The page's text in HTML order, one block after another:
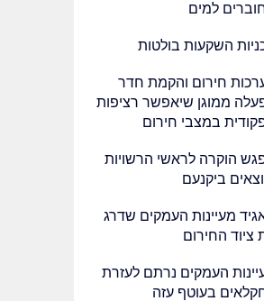
למים
השקעות בולטות
חירום והקמת חדר
ממוגן שיאפשר רציפות
במצבי חירום
הוקרה לראשי הרשויות
ביקנעם
מעיינות העמקים שדרג
ציוד החירום
העמקים נרתם לעזרת
בעוטף עזה